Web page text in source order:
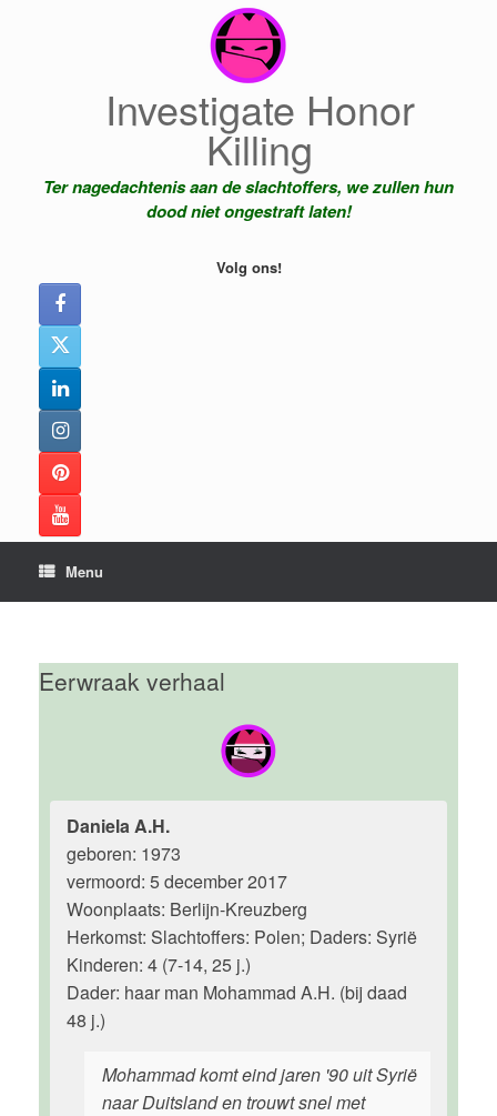
Investigate Honor
Killing
Ter nagedachtenis aan de slachtoffers, we zullen hun
dood niet ongestraft laten!
Volg ons!
Menu
Eerwraak verhaal
Daniela A.H.
geboren: 1973
vermoord: 5 december 2017
Woonplaats: Berlijn-Kreuzberg
Herkomst: Slachtoffers: Polen; Daders: Syrië
Kinderen: 4 (7-14, 25 j.)
Dader: haar man Mohammad A.H. (bij daad
48 j.)
Mohammad komt eind jaren '90 uit Syrië
naar Duitsland en trouwt snel met